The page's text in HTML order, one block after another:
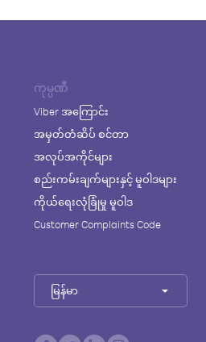
ကုမ္ပဏီ
Viber အကြောင်း
အမှတ်တံဆိပ် စင်တာ
အလုပ်အကိုင်များ
စည်းကမ်းချက်များနှင့် မူဝါဒများ
ကိုယ်ရေးလုံခြုံမှု မူဝါဒ
Customer Complaints Code
မြန်မာ